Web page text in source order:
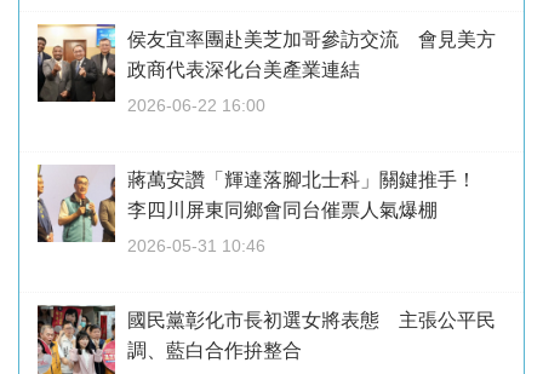
侯友宜率團赴美芝加哥參訪交流 會見美方
政商代表深化台美產業連結
2026-06-22 16:00
蔣萬安讚「輝達落腳北士科」關鍵推手！
李四川屏東同鄉會同台催票人氣爆棚
2026-05-31 10:46
國民黨彰化市長初選女將表態 主張公平民
調、藍白合作拚整合